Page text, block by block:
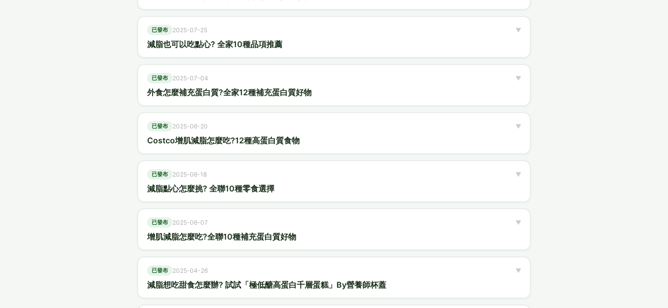
已發布 2025-07-25
減脂也可以吃點心? 全家10種品項推薦
▼
已發布 2025-07-04
外食怎麼補充蛋白質?全家12種補充蛋白質好物
▼
已發布 2025-06-20
Costco增肌減脂怎麼吃?12種高蛋白質食物
▼
已發布 2025-06-18
減脂點心怎麼挑? 全聯10種零食選擇
▼
已發布 2025-06-07
增肌減脂怎麼吃?全聯10種補充蛋白質好物
▼
已發布 2025-04-26
減脂想吃甜食怎麼辦? 試試「極低醣高蛋白千層蛋糕」By營養師杯蓋
▼